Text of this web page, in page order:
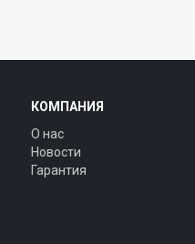
КОМПАНИЯ
О нас
Новости
Гарантия